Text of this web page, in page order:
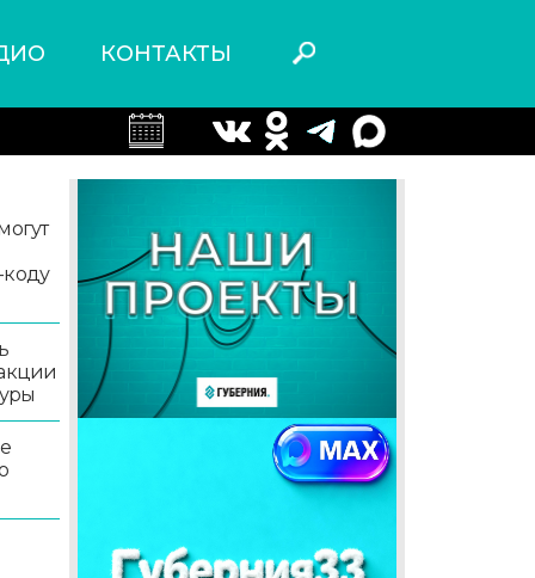
КОНТАКТЫ
коду